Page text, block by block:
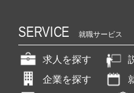
SERVICE 就職サービス
求人を探す
企業を探す